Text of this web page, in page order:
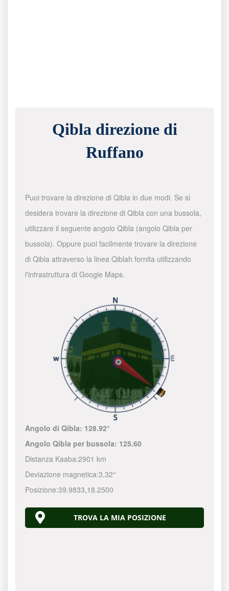
Qibla direzione di
Ruffano
Puoi trovare la direzione di Qibla in due modi. Se si
desidera trovare la direzione di Qibla con una bussola,
utilizzare il seguente angolo Qibla (angolo Qibla per
bussola). Oppure puoi facilmente trovare la direzione
di Qibla attraverso la linea Qiblah fornita utilizzando
l'infrastruttura di Google Maps.
Angolo di Qibla: 128.92°
Angolo Qibla per bussola: 125.60
Distanza Kaaba:2901 km
Deviazione magnetica:3.32°
Posizione:39.9833,18.2500
TROVA LA MIA POSIZIONE